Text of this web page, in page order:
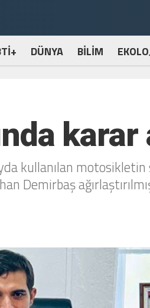
DÜNYA BİLİM
karar
kullanılan
Demirbaş